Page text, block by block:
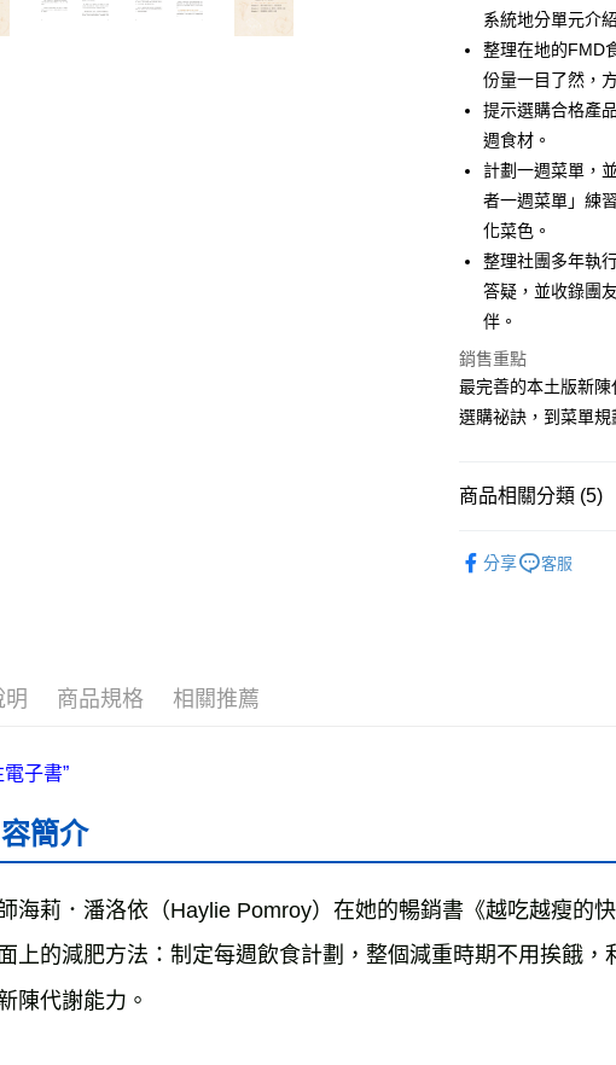
Apple Pay
街口支付
悠遊付
ATM付款
運送方式
全家取貨付款
每筆NT$50，滿
付款後全家取貨
每筆NT$50，滿
系統地分單元介
整理在地的FMD
份量一目了然，
提示選購合格產
週食材。
計劃一週菜單，
者一週菜單」練
化菜色。
整理社團多年執
答疑，並收錄團
伴。
銷售重點
最完善的本土版新
選購祕訣，到菜單規
商品相關分類 (5)
分享 客服
明 商品規格 相關推薦
簡介
海莉．潘洛依（Haylie Pomroy）在她的暢銷書《越吃越瘦的
上的減肥方法：制定每週飲食計劃，整個減重時期不用挨餓
陳代謝能力。